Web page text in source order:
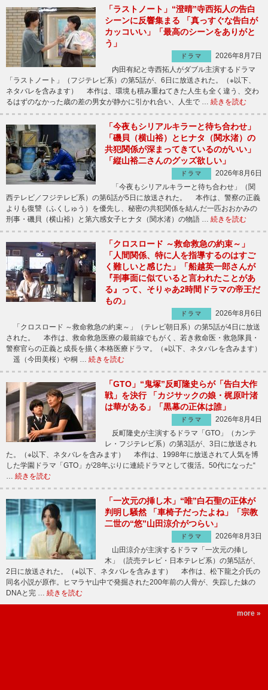
「ラストノート」“澄晴”寺西拓人の告白
シーンに反響集まる 「真っすぐな告白が
カッコいい」「最高のシーンをありがと
う」
ドラマ
2026年8月7日
内田有紀と寺西拓人がダブル主演するドラマ
「ラストノート」（フジテレビ系）の第5話が、6日に放送された。（※以下、
ネタバレを含みます） 本作は、環境も積み重ねてきた人生も全く違う、交わ
るはずのなかった歳の差の男女が静かに引かれ合い、人生で … 続きを読む
「今夜もシリアルキラーと待ち合わせ」
「磯貝（横山裕）とヒナタ（関水渚）の
共犯関係が深まってきているのがいい」
「縦山裕二さんのグッズ欲しい」
ドラマ
2026年8月6日
「今夜もシリアルキラーと待ち合わせ」（関
西テレビ／フジテレビ系）の第6話が5日に放送された。 本作は、警察の正義
よりも復讐（ふくしゅう）を優先し、秘密の共犯関係を結んだ一匹おおかみの
刑事・磯貝（横山裕）と第六感女子ヒナタ（関水渚）の物語 … 続きを読む
「クロスロード ～救命救急の約束～」
「人間関係、特に人を指導するのはすご
く難しいと感じた」「船越英一郎さんが
『刑事面に似ていると言われたことがあ
る』って、そりゃあ2時間ドラマの帝王だ
もの」
ドラマ
2026年8月6日
「クロスロード ～救命救急の約束～」（テレビ朝日系）の第5話が4日に放送
された。 本作は、救命救急医療の最前線でもがく、若き救命医・救急隊員・
警察官らの正義と成長を描く本格医療ドラマ。（※以下、ネタバレを含みます）
遥（今田美桜）や桐 … 続きを読む
「GTO」“鬼塚”反町隆史らが「告白大作
戦」を決行 「カジサックの娘・梶原叶渚
は華がある」「黒幕の正体は誰」
ドラマ
2026年8月4日
反町隆史が主演するドラマ「GTO」（カンテ
レ・フジテレビ系）の第3話が、3日に放送され
た。（※以下、ネタバレを含みます） 本作は、1998年に放送されて人気を博
した学園ドラマ「GTO」が28年ぶりに連続ドラマとして復活。50代になった“
… 続きを読む
「一次元の挿し木」“唯”白石聖の正体が
判明し騒然 「車椅子だったよね」「宗教
二世の“悠”山田涼介がつらい」
ドラマ
2026年8月3日
山田涼介が主演するドラマ「一次元の挿し
木」（読売テレビ・日本テレビ系）の第5話が、
2日に放送された。（※以下、ネタバレを含みます） 本作は、松下龍之介氏の
同名小説が原作。ヒマラヤ山中で発掘された200年前の人骨が、失踪した妹の
DNAと完 … 続きを読む
more »